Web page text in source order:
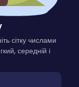
сітку числами
середній і